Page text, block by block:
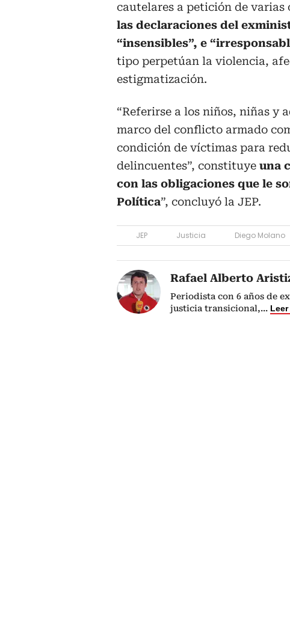
cautelares a petición de
las declaraciones del
“insensibles”, e
tipo perpetúan la violencia,
estigmatización.
“Referirse a los niños, niñas y
marco del conflicto armado
condición de víctimas para
delincuentes”, constituye una
con las obligaciones que le
Política”, concluyó la JEP.
JEP Justicia Diego Molano
Rafael Alberto
Periodista con 6 años de
justicia transicional,...